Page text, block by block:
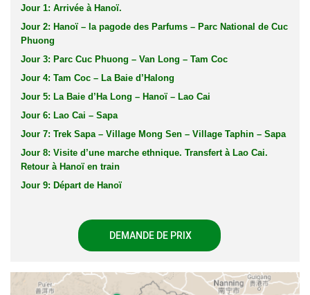
Jour 1: Arrivée à Hanoï.
Jour 2: Hanoï – la pagode des Parfums – Parc National de Cuc
Phuong
Jour 3: Parc Cuc Phuong – Van Long – Tam Coc
Jour 4: Tam Coc – La Baie d’Halong
Jour 5: La Baie d’Ha Long – Hanoï – Lao Cai
Jour 6: Lao Cai – Sapa
Jour 7: Trek Sapa – Village Mong Sen – Village Taphin – Sapa
Jour 8: Visite d’une marche ethnique. Transfert à Lao Cai.
Retour à Hanoï en train
Jour 9: Départ de Hanoï
DEMANDE DE PRIX